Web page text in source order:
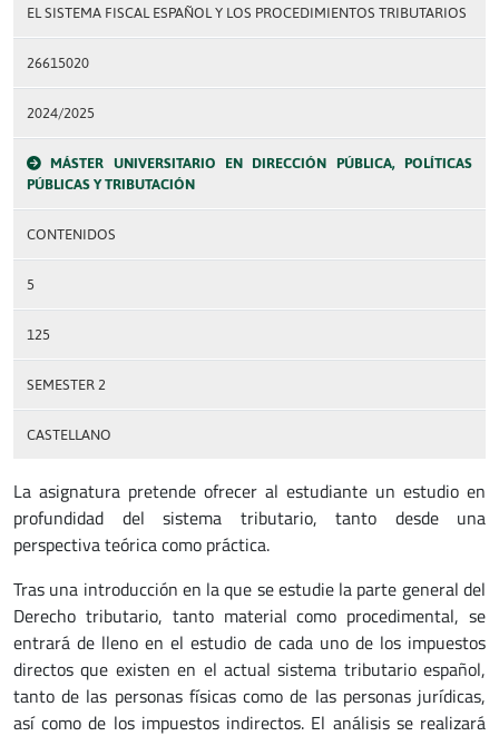
EL SISTEMA FISCAL ESPAÑOL Y LOS PROCEDIMIENTOS TRIBUTARIOS
26615020
2024/2025
MÁSTER UNIVERSITARIO EN DIRECCIÓN PÚBLICA, POLÍTICAS
PÚBLICAS Y TRIBUTACIÓN
CONTENIDOS
5
125
SEMESTER 2
CASTELLANO
La asignatura pretende ofrecer al estudiante un estudio en
profundidad del sistema tributario, tanto desde una
perspectiva teórica como práctica.
Tras una introducción en la que se estudie la parte general del
Derecho tributario, tanto material como procedimental, se
entrará de lleno en el estudio de cada uno de los impuestos
directos que existen en el actual sistema tributario español,
tanto de las personas físicas como de las personas jurídicas,
así como de los impuestos indirectos. El análisis se realizará